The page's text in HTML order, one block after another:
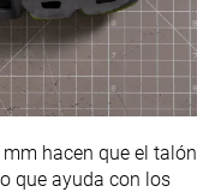
hacen que el talón
que ayuda con los